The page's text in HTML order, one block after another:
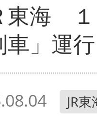
東海
車」運行
JR東